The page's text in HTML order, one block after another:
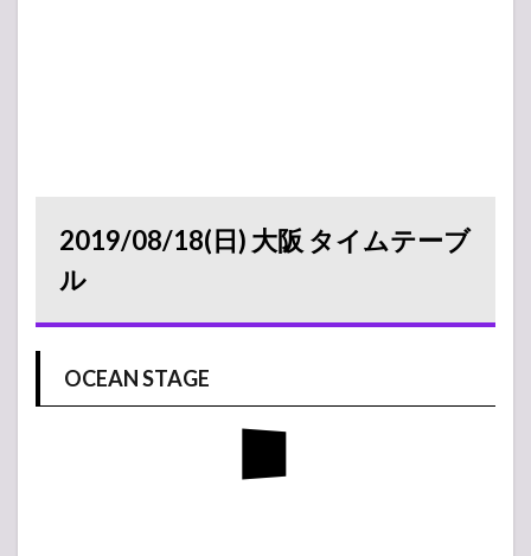
2019/08/18(日) 大阪 タイムテーブ
ル
OCEAN STAGE